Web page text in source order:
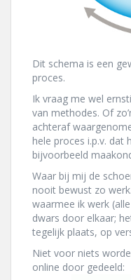
Dit schema is een
proces.
Ik vraag me wel
van methodes. Of
achteraf
hele proces i.p.v. dat
bijvoorbeeld
Waar bij mij de
nooit bewust zo
waarmee ik werk
dwars door elkaar;
tegelijk plaats, op
Niet voor niets
online door gedeeld: